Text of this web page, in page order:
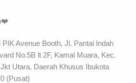
❤️
PIK Avenue Booth, Jl. Pantai Indah
No.5B lt 2F, Kamal Muara, Kec.
Utara, Daerah Khusus Ibukota
(Pusat)